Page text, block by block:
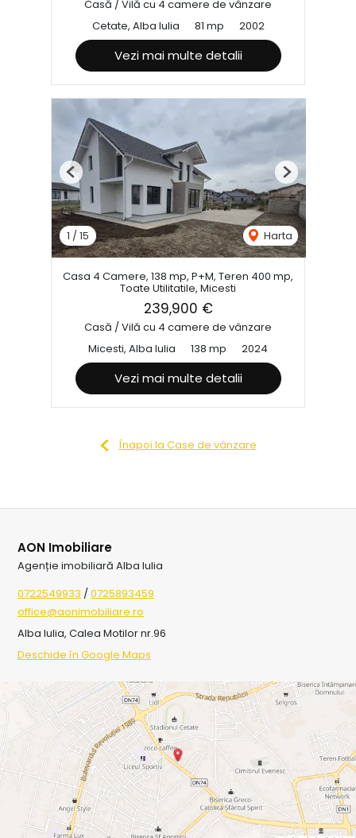
Casă / Vilă cu 4 camere de vânzare
Cetate, Alba Iulia
81 mp 2002
Vezi mai multe detalii
1 /15 Harta
Previous Next
Casa 4 Camere, 138 mp, P+M, Teren 400 mp,
Toate Utilitatile, Micesti
239,900 €
Casă / Vilă cu 4 camere de vânzare
Micesti, Alba Iulia
138 mp 2024
Vezi mai multe detalii
Înapoi la Case de vânzare
AON Imobiliare
Agenție imobiliară Alba Iulia
0722549933 / 0725893459
office@aonimobiliare.ro
Alba Iulia, Calea Motilor nr.96
Deschide în Google Maps